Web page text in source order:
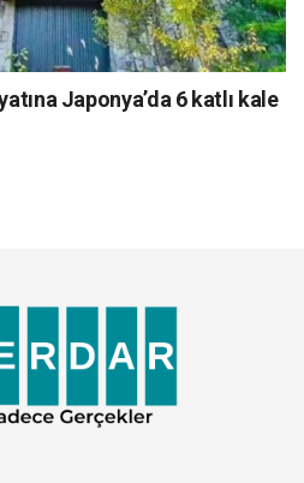
Japonya’da 6 katlı kale